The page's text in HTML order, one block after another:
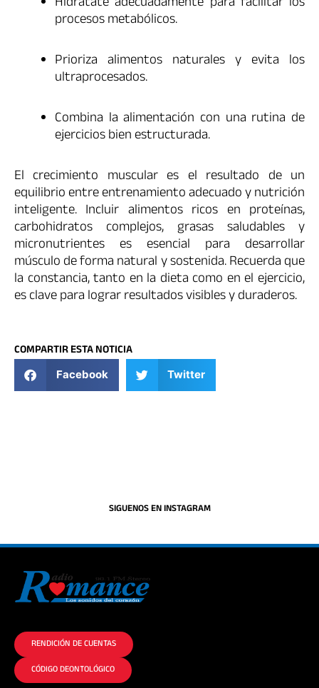
procesos metabólicos.
Prioriza alimentos naturales y evita los
ultraprocesados.
Combina la alimentación con una rutina de
ejercicios bien estructurada.
El crecimiento muscular es el resultado de un
equilibrio entre entrenamiento adecuado y nutrición
inteligente. Incluir alimentos ricos en proteínas,
carbohidratos complejos, grasas saludables y
micronutrientes es esencial para desarrollar
músculo de forma natural y sostenida. Recuerda que
la constancia, tanto en la dieta como en el ejercicio,
es clave para lograr resultados visibles y duraderos.
COMPARTIR ESTA NOTICIA
Facebook Twitter
SIGUENOS EN INSTAGRAM
RENDICIÓN DE CUENTAS
CÓDIGO DEONTOLÓGICO